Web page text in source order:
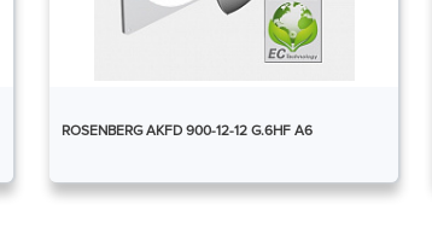
ROSENBERG AKFD 900-12-12 G.6HF A6